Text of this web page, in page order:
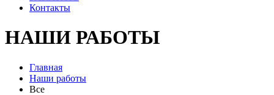
Контакты
НАШИ РАБОТЫ
Главная
Наши работы
Все